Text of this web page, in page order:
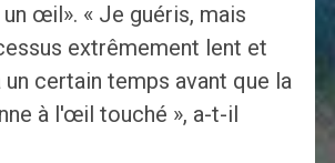
œil». « Je guéris, mais
extrêmement lent et
un certain temps avant que la
à l'œil touché », a-t-il